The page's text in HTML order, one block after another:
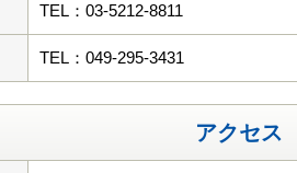
TEL：03-5212-8811
TEL：049-295-3431
アクセス